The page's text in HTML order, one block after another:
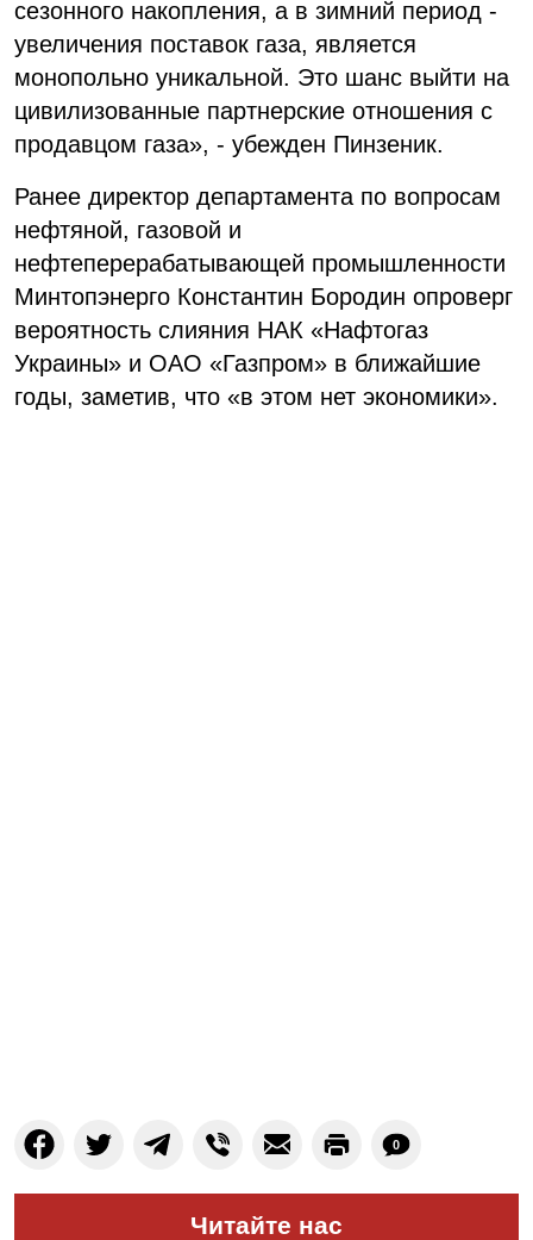
сезонного накопления, а в зимний период -
увеличения поставок газа, является
монопольно уникальной. Это шанс выйти на
цивилизованные партнерские отношения с
продавцом газа», - убежден Пинзеник.
Ранее директор департамента по вопросам
нефтяной, газовой и
нефтеперерабатывающей промышленности
Минтопэнерго Константин Бородин опроверг
вероятность слияния НАК «Нафтогаз
Украины» и ОАО «Газпром» в ближайшие
годы, заметив, что «в этом нет экономики».
0
Читайте нас